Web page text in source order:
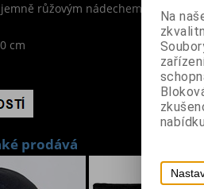
růžovým nádechem s motivem
cm
prodává
Na